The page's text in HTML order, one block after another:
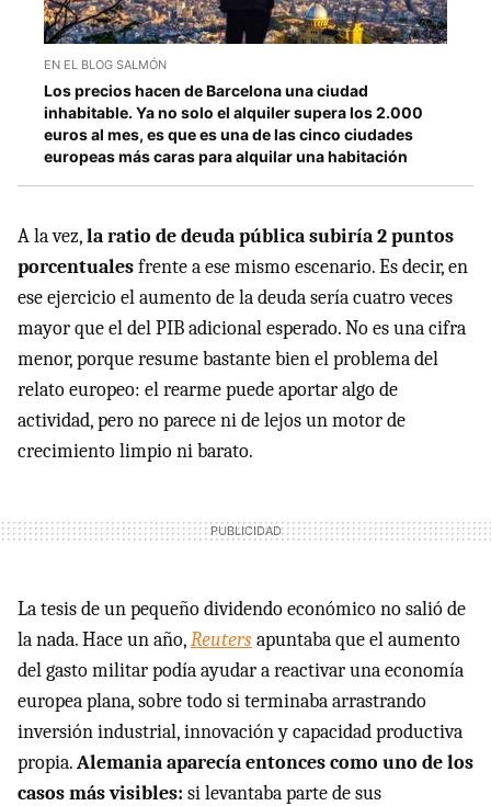
EN EL BLOG SALMÓN
Los precios hacen de Barcelona una ciudad
inhabitable. Ya no solo el alquiler supera los 2.000
euros al mes, es que es una de las cinco ciudades
europeas más caras para alquilar una habitación
A la vez,la ratio de deuda pública subiría 2 puntos
porcentualesfrente a ese mismo escenario. Es decir, en
ese ejercicio el aumento de la deuda sería cuatro veces
mayor que el del PIB adicional esperado. No es una cifra
menor, porque resume bastante bien el problema del
relato europeo: el rearme puede aportar algo de
actividad, pero no parece ni de lejos un motor de
crecimiento limpio ni barato.
La tesis de un pequeño dividendo económico no salió de
la nada. Hace un año,Reutersapuntaba que el aumento
del gasto militar podía ayudar a reactivar una economía
europea plana, sobre todo si terminaba arrastrando
inversión industrial, innovación y capacidad productiva
propia.Alemania aparecía entonces como uno de los
casos más visibles: si levantaba parte de sus